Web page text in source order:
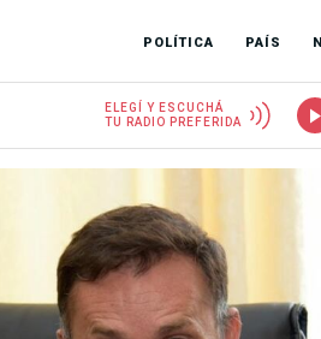
POLÍTICA PAÍS
ELEGÍ Y ESCUCHÁ
TU RADIO PREFERIDA